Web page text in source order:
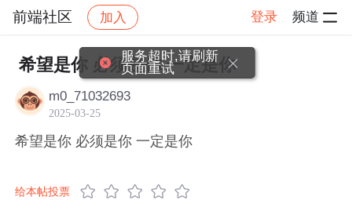
前端社区 加入 登录 频道
社区 前端社区 感慨 帖子详情
希望是你 必须是你 一定是你
m0_71032693
2025-03-25
希望是你 必须是你 一定是你
给本帖投票
服务超时,请刷新
页面重试